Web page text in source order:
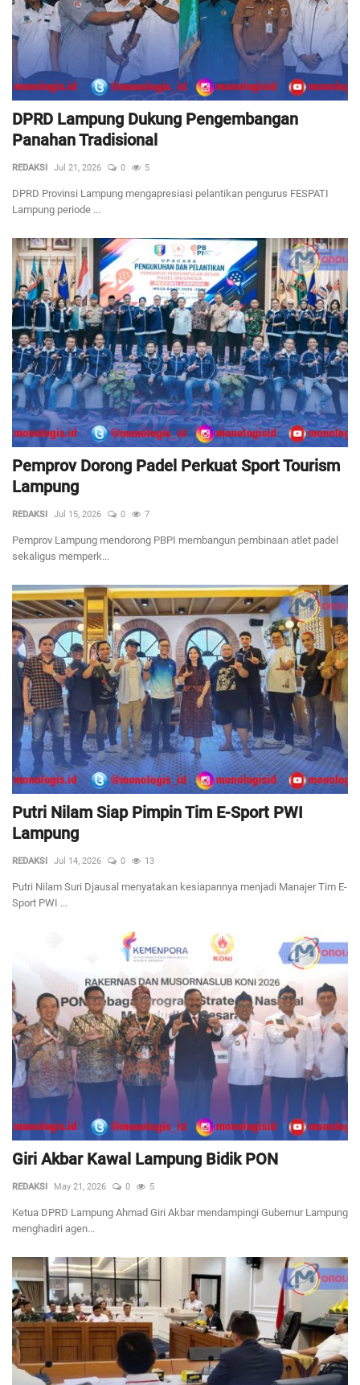
DPRD Lampung Dukung Pengembangan
Panahan Tradisional
REDAKSI Jul 21, 2026 0 5
DPRD Provinsi Lampung mengapresiasi pelantikan pengurus FESPATI
Lampung periode ...
Pemprov Dorong Padel Perkuat Sport Tourism
Lampung
REDAKSI Jul 15, 2026 0 7
Pemprov Lampung mendorong PBPI membangun pembinaan atlet padel
sekaligus memperk...
Putri Nilam Siap Pimpin Tim E-Sport PWI
Lampung
REDAKSI Jul 14, 2026 0 13
Putri Nilam Suri Djausal menyatakan kesiapannya menjadi Manajer Tim E-
Sport PWI ...
Giri Akbar Kawal Lampung Bidik PON
REDAKSI May 21, 2026 0 5
Ketua DPRD Lampung Ahmad Giri Akbar mendampingi Gubernur Lampung
menghadiri agen...